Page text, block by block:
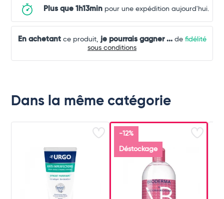
Plus que 1h13minpour une expédition aujourd'hui.
En achetantce produit, je pourrais gagner ...de fidélité
sous conditions
Dans la même catégorie
-12%
Déstockage